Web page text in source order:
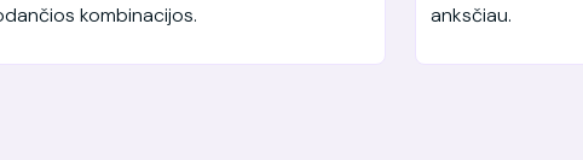
kombinacijos.
anksčiau.